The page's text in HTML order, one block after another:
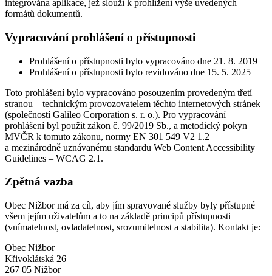
integrována aplikace, jež slouží k prohlížení výše uvedených
formátů dokumentů.
Vypracování prohlášení o přístupnosti
Prohlášení o přístupnosti bylo vypracováno dne 21. 8. 2019
Prohlášení o přístupnosti bylo revidováno dne 15. 5. 2025
Toto prohlášení bylo vypracováno posouzením provedeným třetí
stranou – technickým provozovatelem těchto internetových stránek
(společností Galileo Corporation s. r. o.). Pro vypracování
prohlášení byl použit zákon č. 99/2019 Sb., a metodický pokyn
MVČR k tomuto zákonu, normy EN 301 549 V2 1.2
a mezinárodně uznávanému standardu Web Content Accessibility
Guidelines – WCAG 2.1.
Zpětná vazba
Obec Nižbor má za cíl, aby jím spravované služby byly přístupné
všem jejím uživatelům a to na základě principů přístupnosti
(vnímatelnost, ovladatelnost, srozumitelnost a stabilita). Kontakt je:
Obec Nižbor
Křivoklátská 26
267 05 Nižbor